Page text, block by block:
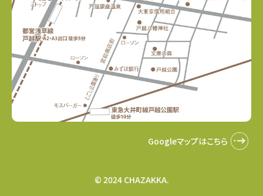
Googleマップはこちら
© 2024 CHAZAKKA.